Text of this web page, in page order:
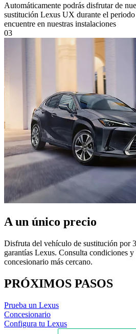
Automáticamente podrás disfrutar de
sustitución Lexus UX durante el
encuentre en nuestras instalaciones
03
A un único precio
Disfruta del vehículo de sustitución por
garantías Lexus. Consulta condiciones
concesionario más cercano.
PRÓXIMOS PASOS
Prueba un Lexus
Concesionario
Configura tu Lexus